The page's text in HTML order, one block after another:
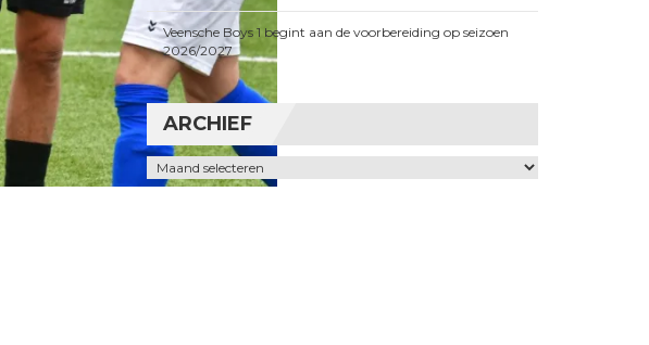
Veensche Boys 1 begint aan de voorbereiding op seizoen
2026/2027
ARCHIEF
Archief